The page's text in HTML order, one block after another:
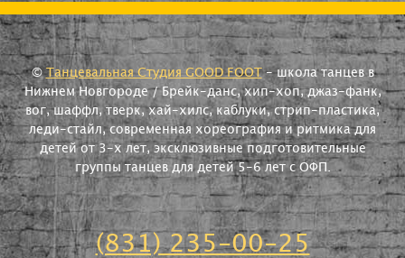
©Танцевальная Студия GOOD FOOT- школа танцев в
Нижнем Новгороде / Брейк-данс, хип-хоп, джаз-фанк,
вог, шаффл, тверк, хай-хилс, каблуки, стрип-пластика,
леди-стайл, современная хореография и ритмика для
детей от 3-х лет, эксклюзивные подготовительные
группы танцев для детей 5-6 лет с ОФП.
(831) 235-00-25